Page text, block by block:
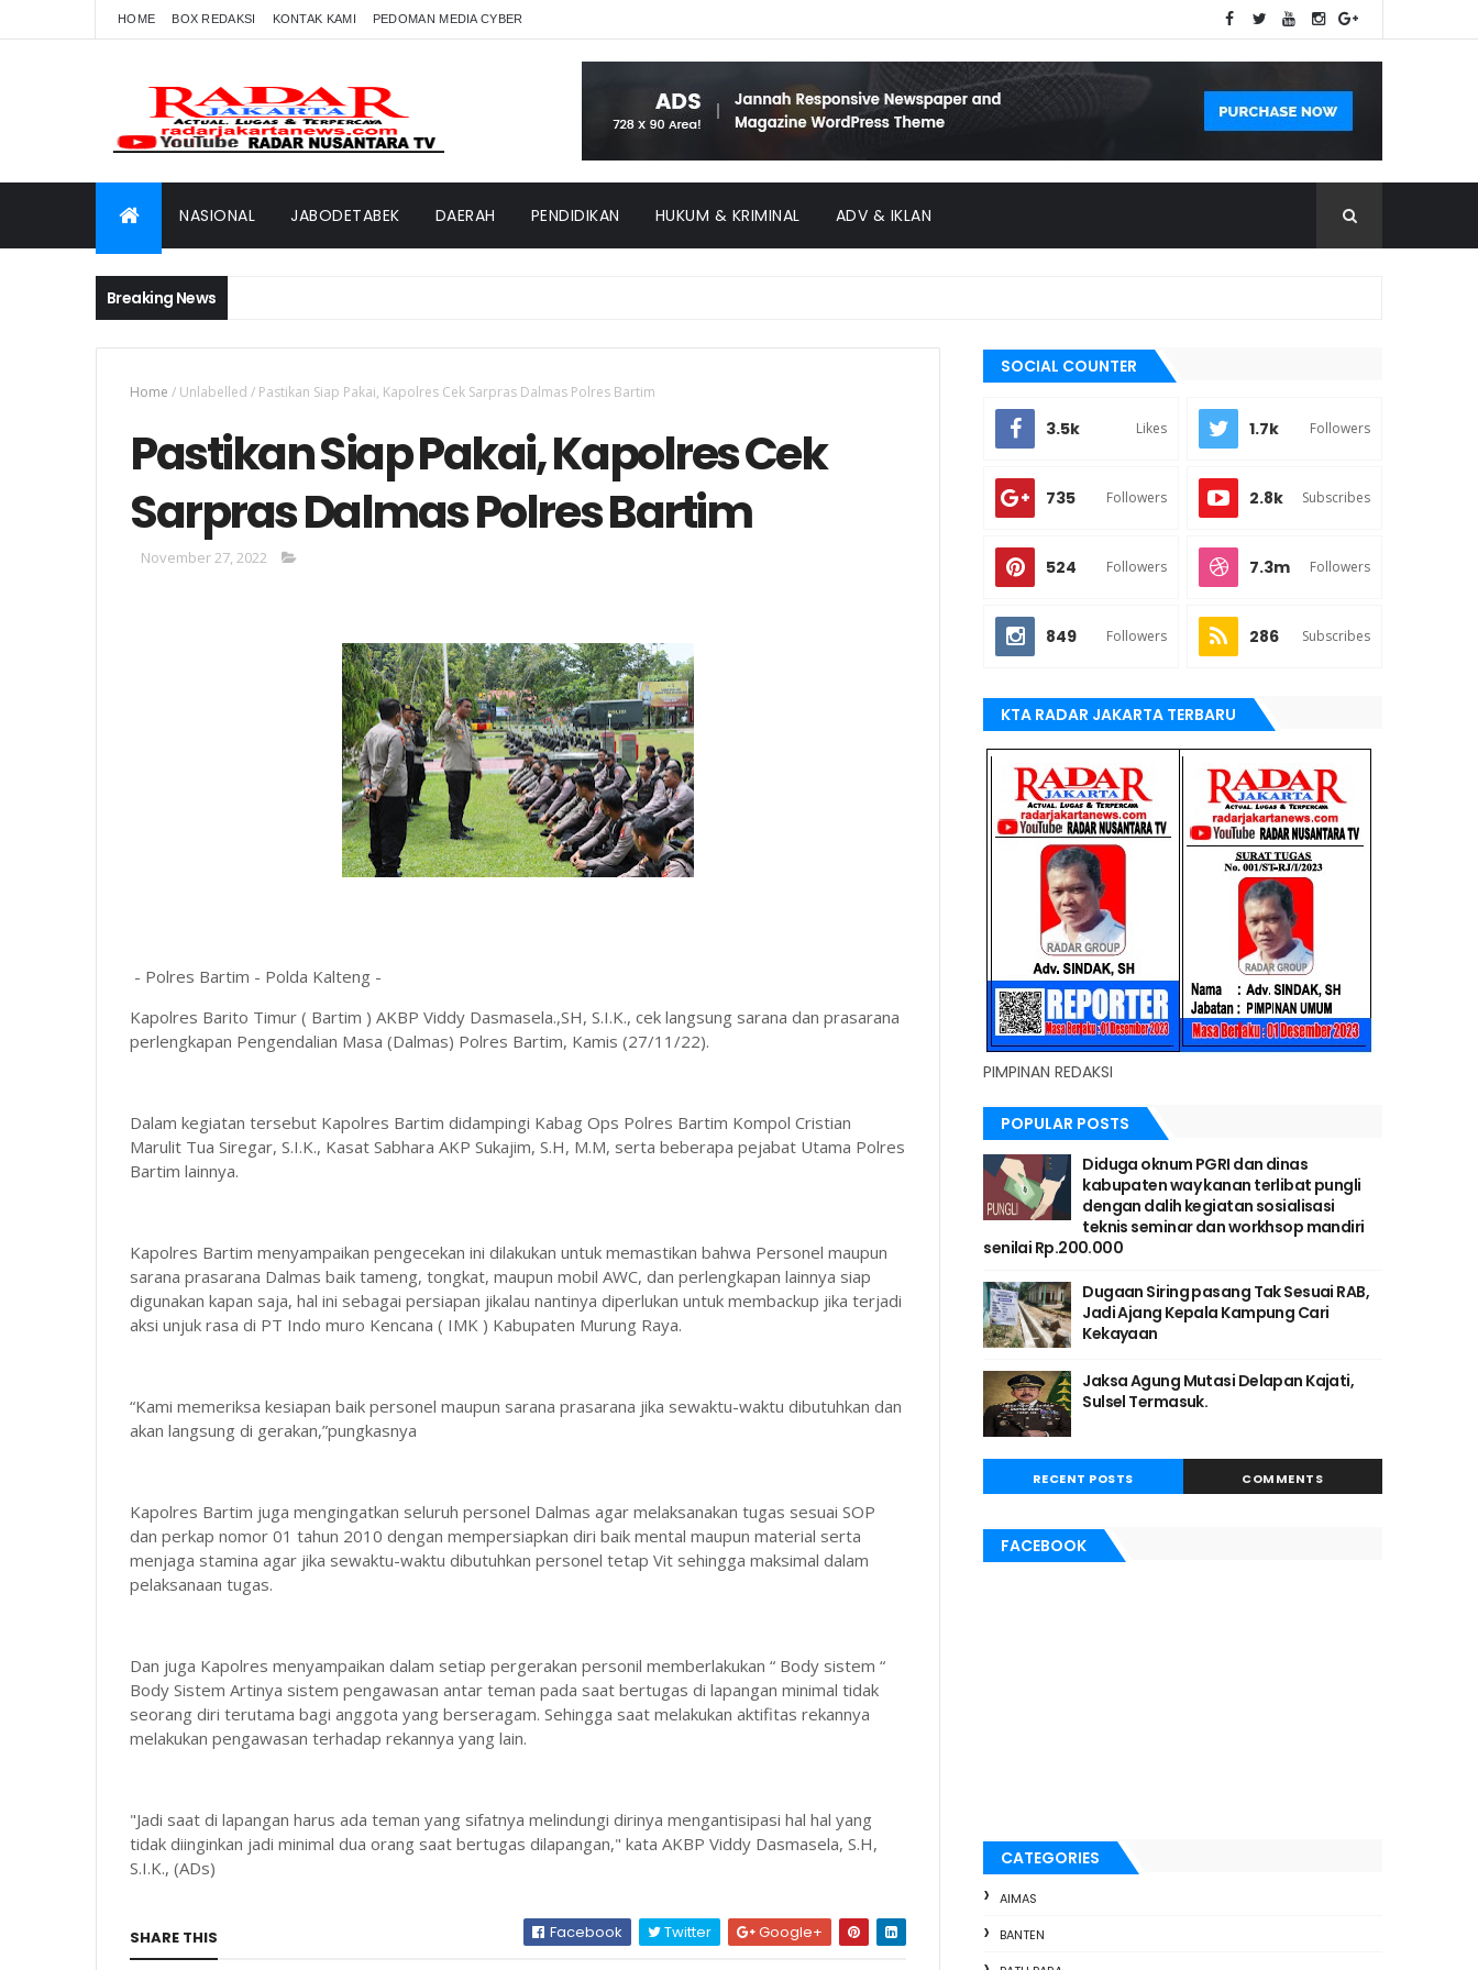
HOME BOX REDAKSI KONTAK KAMI PEDOMAN MEDIA CYBER
NASIONAL JABODETABEK DAERAH PENDIDIKAN HUKUM & KRIMINAL ADV & IKLAN
Breaking News
Home / Unlabelled / Pastikan Siap Pakai, Kapolres Cek Sarpras Dalmas Polres Bartim
Pastikan Siap Pakai, Kapolres Cek
Sarpras Dalmas Polres Bartim
November 27, 2022
- Polres Bartim - Polda Kalteng -
Kapolres Barito Timur ( Bartim ) AKBP Viddy Dasmasela.,SH, S.I.K., cek langsung sarana dan prasarana
perlengkapan Pengendalian Masa (Dalmas) Polres Bartim, Kamis (27/11/22).
Dalam kegiatan tersebut Kapolres Bartim didampingi Kabag Ops Polres Bartim Kompol Cristian
Marulit Tua Siregar, S.I.K., Kasat Sabhara AKP Sukajim, S.H, M.M, serta beberapa pejabat Utama Polres
Bartim lainnya.
Kapolres Bartim menyampaikan pengecekan ini dilakukan untuk memastikan bahwa Personel maupun
sarana prasarana Dalmas baik tameng, tongkat, maupun mobil AWC, dan perlengkapan lainnya siap
digunakan kapan saja, hal ini sebagai persiapan jikalau nantinya diperlukan untuk membackup jika terjadi
aksi unjuk rasa di PT Indo muro Kencana ( IMK ) Kabupaten Murung Raya.
“Kami memeriksa kesiapan baik personel maupun sarana prasarana jika sewaktu-waktu dibutuhkan dan
akan langsung di gerakan,”pungkasnya
Kapolres Bartim juga mengingatkan seluruh personel Dalmas agar melaksanakan tugas sesuai SOP
dan perkap nomor 01 tahun 2010 dengan mempersiapkan diri baik mental maupun material serta
menjaga stamina agar jika sewaktu-waktu dibutuhkan personel tetap Vit sehingga maksimal dalam
pelaksanaan tugas.
Dan juga Kapolres menyampaikan dalam setiap pergerakan personil memberlakukan “ Body sistem “
Body Sistem Artinya sistem pengawasan antar teman pada saat bertugas di lapangan minimal tidak
seorang diri terutama bagi anggota yang berseragam. Sehingga saat melakukan aktifitas rekannya
melakukan pengawasan terhadap rekannya yang lain.
"Jadi saat di lapangan harus ada teman yang sifatnya melindungi dirinya mengantisipasi hal hal yang
tidak diinginkan jadi minimal dua orang saat bertugas dilapangan," kata AKBP Viddy Dasmasela, S.H,
S.I.K., (ADs)
SHARE THIS Facebook Twitter Google+
SOCIAL COUNTER
3.5k Likes 1.7k Followers
735 Followers 2.8k Subscribes
524 Followers 7.3m Followers
849 Followers 286 Subscribes
KTA RADAR JAKARTA TERBARU
PIMPINAN REDAKSI
POPULAR POSTS
Diduga oknum PGRI dan dinas
kabupaten way kanan terlibat pungli
dengan dalih kegiatan sosialisasi
teknis seminar dan workhsop mandiri
senilai Rp.200.000
Dugaan Siring pasang Tak Sesuai RAB,
Jadi Ajang Kepala Kampung Cari
Kekayaan
Jaksa Agung Mutasi Delapan Kajati,
Sulsel Termasuk.
RECENT POSTS COMMENTS
FACEBOOK
CATEGORIES
AIMAS
BANTEN